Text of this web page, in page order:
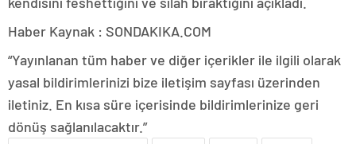
Haber Kaynak : SONDAKIKA.COM
“Yayınlanan tüm haber ve diğer içerikler ile ilgili olarak
yasal bildirimlerinizi bize iletişim sayfası üzerinden
iletiniz. En kısa süre içerisinde bildirimlerinize geri
dönüş sağlanılacaktır.”